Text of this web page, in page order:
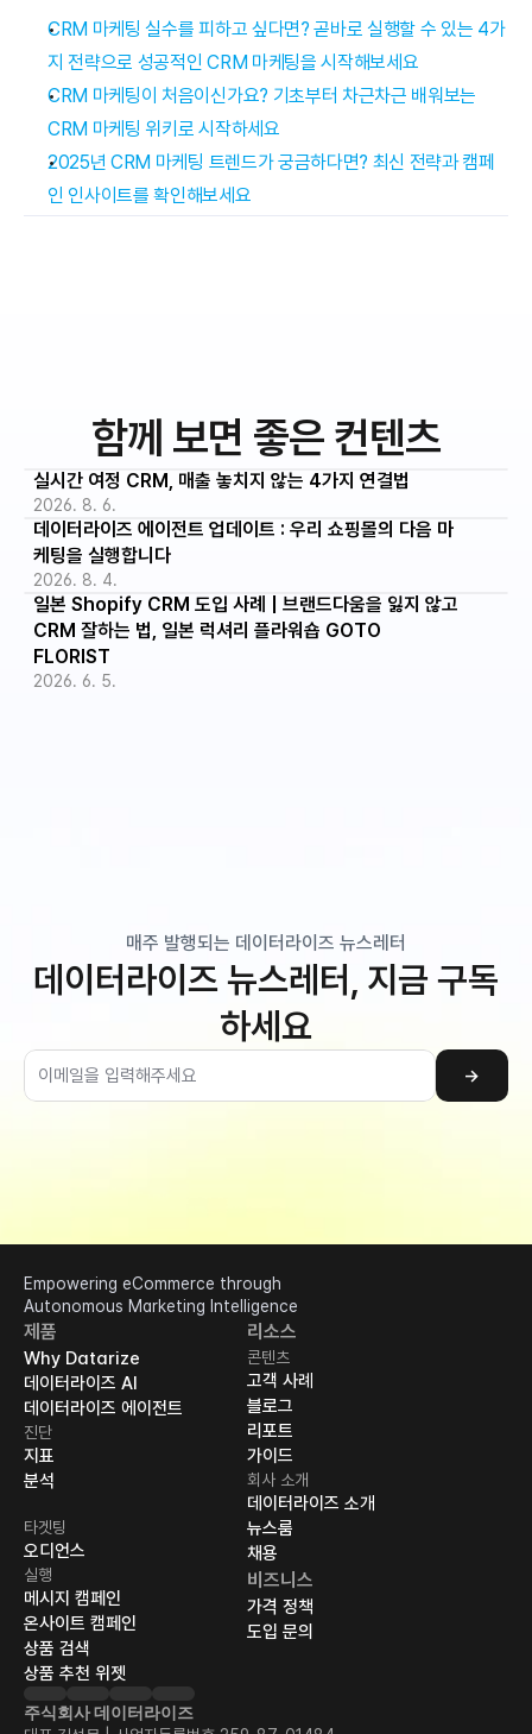
CRM 마케팅 실수를 피하고 싶다면? 곧바로 실행할 수 있는 4가
지 전략으로 성공적인 CRM 마케팅을 시작해보세요
CRM 마케팅이 처음이신가요? 기초부터 차근차근 배워보는
CRM 마케팅 위키로 시작하세요
2025년 CRM 마케팅 트렌드가 궁금하다면? 최신 전략과 캠페
인 인사이트를 확인해보세요
함께 보면 좋은 컨텐츠
실시간 여정 CRM, 매출 놓치지 않는 4가지 연결법
2026. 8. 6.
데이터라이즈 에이전트 업데이트 : 우리 쇼핑몰의 다음 마
케팅을 실행합니다
2026. 8. 4.
일본 Shopify CRM 도입 사례 | 브랜드다움을 잃지 않고
CRM 잘하는 법, 일본 럭셔리 플라워숍 GOTO
FLORIST
2026. 6. 5.
매주 발행되는 데이터라이즈 뉴스레터
데이터라이즈 뉴스레터, 지금 구독
하세요
→
Empowering eCommerce through
Autonomous Marketing Intelligence
제품
Why Datarize
데이터라이즈 AI
데이터라이즈 에이전트
타겟팅
오디언스
진단
지표
분석
실행
메시지 캠페인
온사이트 캠페인
상품 추천 위젯
상품 검색
리소스
콘텐츠
고객 사례
블로그
리포트
가이드
회사 소개
데이터라이즈 소개
뉴스룸
채용
비즈니스
가격 정책
도입 문의
주식회사 데이터라이즈